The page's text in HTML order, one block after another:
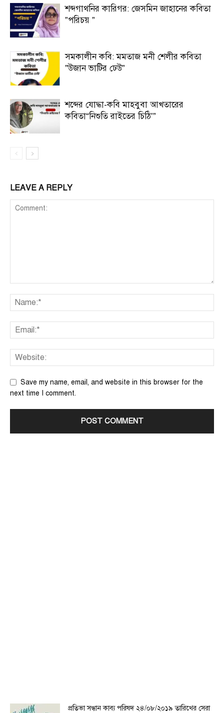
শব্দগাথনির কারিগর: জেসমিন জাহানের কবিতা
”পরিচয় ”
সমকালীন কবি: মমতাজ মনী শেলীর কবিতা
”উজান ভাটির ঢেউ”
শব্দের যোদ্ধা-কবি মাহবুবা আখতারের
কবিতা“নিশুতি রাইতের চিঠি’”
LEAVE A REPLY
Save my name, email, and website in this browser for the
next time I comment.
প্রতিভা সন্ধান কাব্য পরিষদ ২৪/০৮/২০১৯ তারিখের সেরা